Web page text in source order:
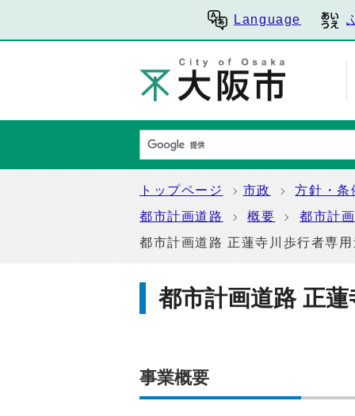
Language
トップページ 市政
方針・条
都市計画道路
概要
都市計
都市計画道路 正蓮寺川歩行者専
都市計画道路 正
事業概要